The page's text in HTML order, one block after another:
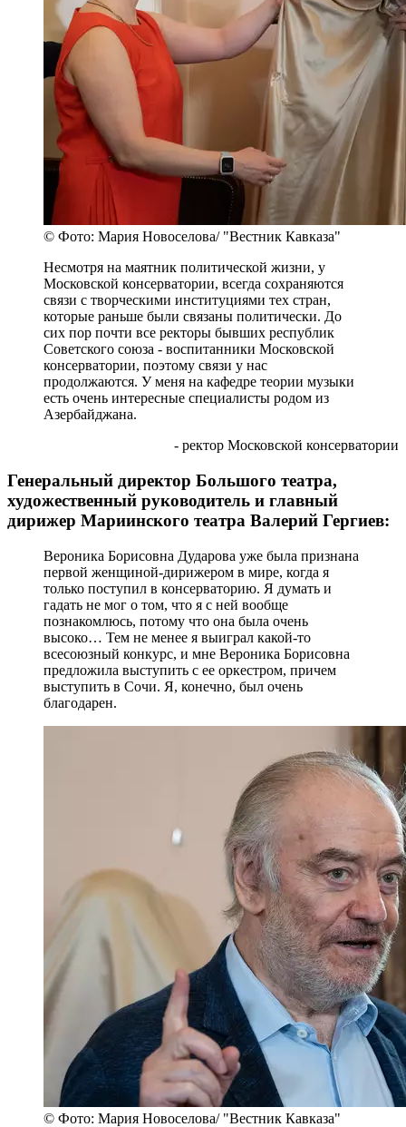
© Фото: Мария Новоселова/ "Вестник Кавказа"
Несмотря на маятник политической жизни, у
Московской консерватории, всегда сохраняются
связи с творческими институциями тех стран,
которые раньше были связаны политически. До
сих пор почти все ректоры бывших республик
Советского союза - воспитанники Московской
консерватории, поэтому связи у нас
продолжаются. У меня на кафедре теории музыки
есть очень интересные специалисты родом из
Азербайджана.
- ректор Московской консерватории
Генеральный директор Большого театра,
художественный руководитель и главный
дирижер Мариинского театра Валерий Гергиев:
Вероника Борисовна Дударова уже была признана
первой женщиной-дирижером в мире, когда я
только поступил в консерваторию. Я думать и
гадать не мог о том, что я с ней вообще
познакомлюсь, потому что она была очень
высоко… Тем не менее я выиграл какой-то
всесоюзный конкурс, и мне Вероника Борисовна
предложила выступить с ее оркестром, причем
выступить в Сочи. Я, конечно, был очень
благодарен.
© Фото: Мария Новоселова/ "Вестник Кавказа"